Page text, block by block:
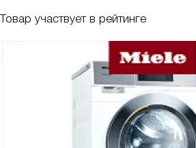
Товар участвует в рейтинге